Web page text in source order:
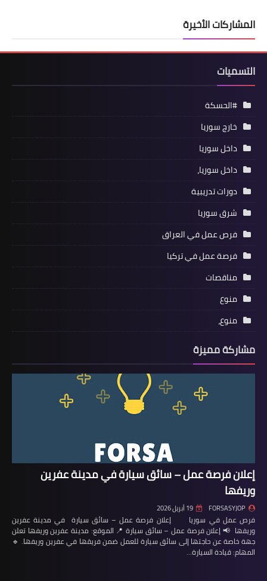
المشاركات الأخيرة
التسميات
#الحسكة
خارج سوريا
داخل سوريا
داخل سوريا،
دورات تدريبية
شرق سوريا
فرص عمل في العراق
فرصة عمل في تركيا
مناقصات
منوع
منوع،
مشاركة مميزة
إعلان فرصة عمل – سائق سيارة في مدينة عفرين
وريفها
FORSASYJOP 19 أبريل 2026
فرص عمل في سوريا إعلان فرصة عمل – سائق سيارة في مدينة عفرين
وريفها 📢 إعلان فرصة عمل – سائق سيارة 📍 الموقع: مدينة عفرين وريفها تعلن
جهة خاصة عن حاجتها إلى سائق سيارة للعمل ضمن فريقها في عفرين وريفها. 🔹
المهام: قيادة السيارة…